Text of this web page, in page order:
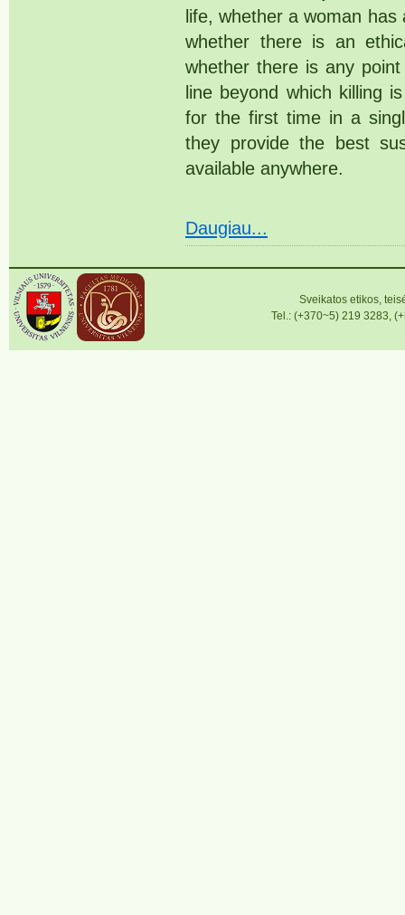
life, whether a woman
whether there is an
whether there is any
line beyond which killing
for the first time in a
they provide the best
available anywhere.
Daugiau...
Sveikatos etikos,
Tel.: (+370~5) 219 3283,